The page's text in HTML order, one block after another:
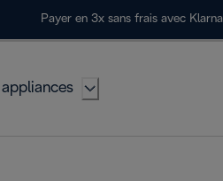
Payer en 3x sans frais avec Klarna